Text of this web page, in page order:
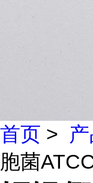
首页 >
胞菌